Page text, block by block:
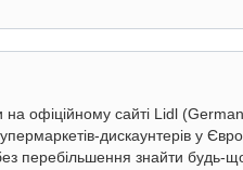
на офіційному сайті Lidl
дискаунтерів у
перебільшення знайти будь-